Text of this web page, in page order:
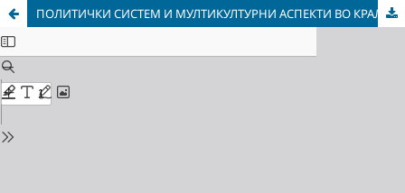
ПОЛИТИЧКИ СИСТЕМ И МУЛТИКУЛТУРНИ АСПЕКТИ ВО КРАЛСТВОТО ДАНСКА И РЕПУБЛИКА МАКЕДОНИЈА